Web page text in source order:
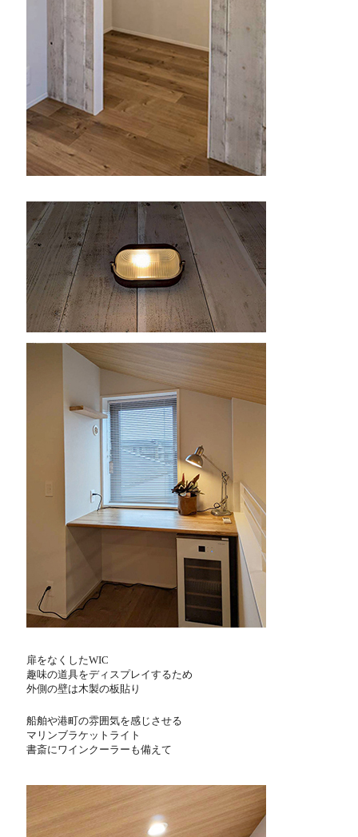
扉をなくしたWIC
趣味の道具をディスプレイするため
外側の壁は木製の板貼り
船舶や港町の雰囲気を感じさせる
マリンブラケットライト
書斎にワインクーラーも備えて